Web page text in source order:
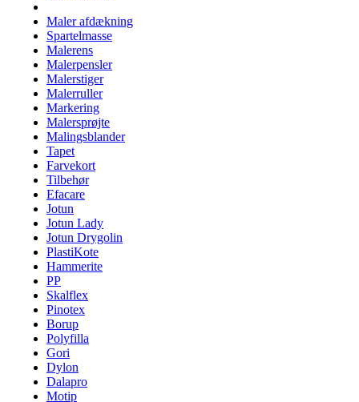
Maler afdækning
Spartelmasse
Malerens
Malerpensler
Malerstiger
Malerruller
Markering
Malersprøjte
Malingsblander
Tapet
Farvekort
Tilbehør
Efacare
Jotun
Jotun Lady
Jotun Drygolin
PlastiKote
Hammerite
PP
Skalflex
Pinotex
Borup
Polyfilla
Gori
Dylon
Dalapro
Motip